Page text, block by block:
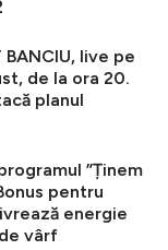
BANCIU, live pe
de la ora 20.
planul
”Ținem
pentru
energie
vârf